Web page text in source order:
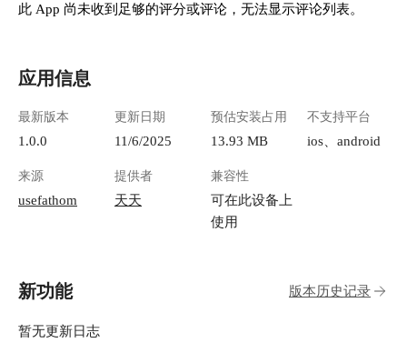
此 App 尚未收到足够的评分或评论，无法显示评论列表。
应用信息
最新版本
1.0.0
更新日期
11/6/2025
预估安装占用
13.93 MB
不支持平台
ios、android
来源
usefathom
提供者
天天
兼容性
可在此设备上
使用
新功能 版本历史记录
暂无更新日志